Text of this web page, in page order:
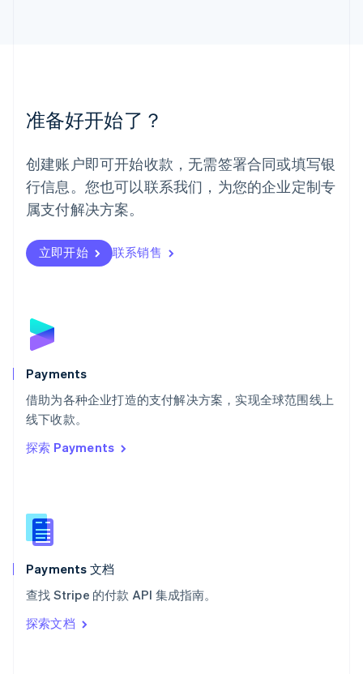
准备好开始了？
创建账户即可开始收款，无需签署合同或填写银
行信息。您也可以联系我们，为您的企业定制专
属支付解决方案。
立即开始 联系销售
Payments
借助为各种企业打造的支付解决方案，实现全球范围线上
线下收款。
探索 Payments
Payments 文档
查找 Stripe 的付款 API 集成指南。
探索文档
挪威
葡萄牙
Português English
日本
日本語English
瑞典
瑞士
DeutschFrançais
English
斯洛文尼亚
泰国
ไทยEnglish
希腊
English
西班牙
新西兰
English
匈牙利
English
ItalianoEnglish
印度
English